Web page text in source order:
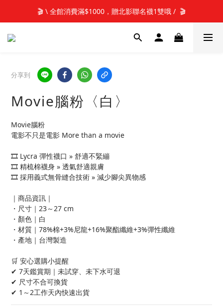
📢新加入會員 可享50元購物金元購物金(立即使用)✨
🎬 \ 全館消費滿$1000，贈北影聯名襪1雙哦 /  🎬
📢新加入會員 可享50元購物金元購物金(立即使用)✨
分享到
Movie腦粉〈白〉
Movie腦粉
電影不只是電影 More than a movie
🎞️ Lycra 彈性襪口 » 舒適不緊繃
🎞️ 精梳棉襪身 » 透氣舒適親膚
🎞️ 採用義式無骨縫合技術 » 減少腳尖異物感
｜商品資訊｜
・尺寸｜23～27 cm
・顏色｜白
・材質｜78%棉+3%尼龍+16%聚酯纖維+3%彈性纖維
・產地｜台灣製造
🛒 安心選購小提醒
✔ 7天鑑賞期｜未試穿、未下水可退
✔ 尺寸不合可換貨
✔ 1～2工作天內快速出貨